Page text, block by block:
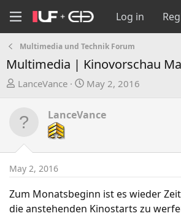
Log in
Multimedia und Technik Forum
Multimedia | Kinovorschau
T
e
d
t
a
r
LanceVance
S
d
t
e
May 2, 2016
LanceVance
May 2, 2016
Zum Monatsbeginn ist es wieder
die anstehenden Kinostarts zu